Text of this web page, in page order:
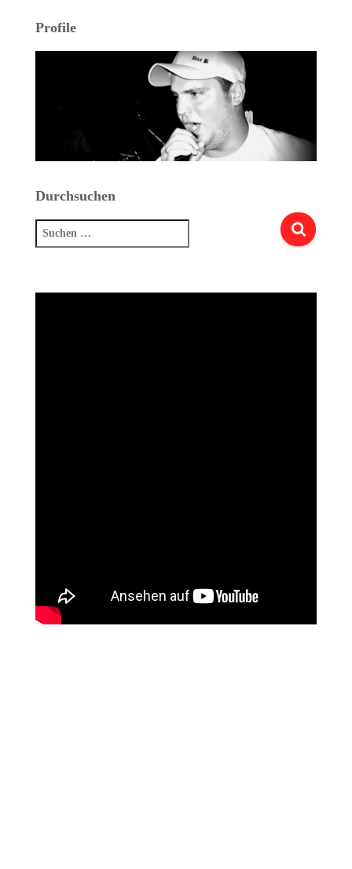
Profile
Durchsuchen
Suchen
nach: